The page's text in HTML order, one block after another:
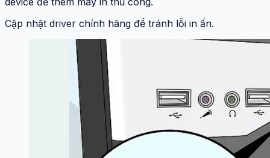
Cập nhật driver chính hãng để tránh lỗi in ấn.